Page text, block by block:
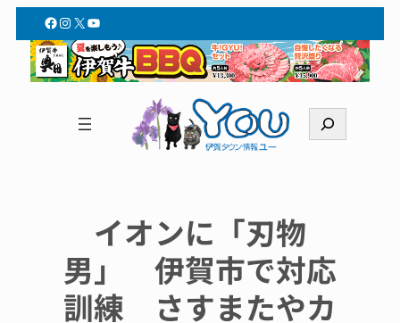
Facebook
Instagram
X YouTube
索
イオンに「刃物
男」 伊賀市で対応
訓練 さすまたやカ